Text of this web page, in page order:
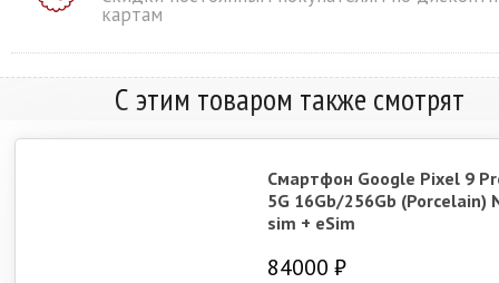
картам
С этим товаром также смотрят
Смартфон Google Pixel 9
5G 16Gb/256Gb (Porcelain)
sim + eSim
84000 ₽